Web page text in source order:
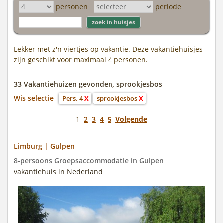
personen periode
Lekker met z'n viertjes op vakantie. Deze vakantiehuisjes
zijn geschikt voor maximaal 4 personen.
33 Vakantiehuizen gevonden, sprookjesbos
Wis selectie
Pers. 4X sprookjesbosX
1 2 3 4 5 Volgende
Limburg | Gulpen
8-persoons Groepsaccommodatie in Gulpen
vakantiehuis in Nederland